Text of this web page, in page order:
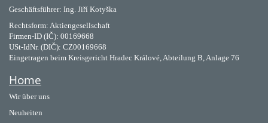
Geschäftsführer: Ing. Jiří Kotyška
Rechtsform: Aktiengesellschaft
Firmen-ID (IČ): 00169668
USt-IdNr. (DIČ): CZ00169668
Eingetragen beim Kreisgericht Hradec Králové, Abteilung B, Anlage 76
Home
Wir über uns
Neuheiten